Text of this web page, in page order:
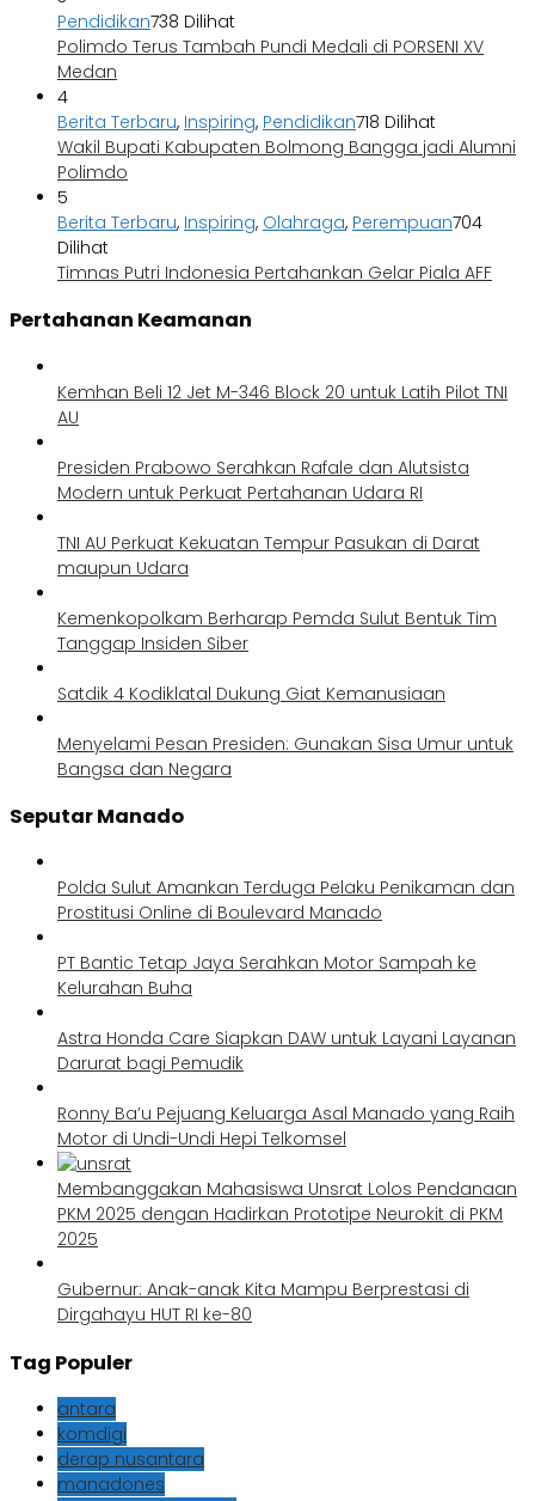
Pendidikan738 Dilihat
Polimdo Terus Tambah Pundi Medali di PORSENI XV
Medan
4
Berita Terbaru, Inspiring, Pendidikan718 Dilihat
Wakil Bupati Kabupaten Bolmong Bangga jadi Alumni
Polimdo
5
Berita Terbaru, Inspiring, Olahraga, Perempuan704
Dilihat
Timnas Putri Indonesia Pertahankan Gelar Piala AFF
Pertahanan Keamanan
Kemhan Beli 12 Jet M-346 Block 20 untuk Latih Pilot TNI
AU
Presiden Prabowo Serahkan Rafale dan Alutsista
Modern untuk Perkuat Pertahanan Udara RI
TNI AU Perkuat Kekuatan Tempur Pasukan di Darat
maupun Udara
Kemenkopolkam Berharap Pemda Sulut Bentuk Tim
Tanggap Insiden Siber
Satdik 4 Kodiklatal Dukung Giat Kemanusiaan
Menyelami Pesan Presiden: Gunakan Sisa Umur untuk
Bangsa dan Negara
Seputar Manado
Polda Sulut Amankan Terduga Pelaku Penikaman dan
Prostitusi Online di Boulevard Manado
PT Bantic Tetap Jaya Serahkan Motor Sampah ke
Kelurahan Buha
Astra Honda Care Siapkan DAW untuk Layani Layanan
Darurat bagi Pemudik
Ronny Ba’u Pejuang Keluarga Asal Manado yang Raih
Motor di Undi-Undi Hepi Telkomsel
Membanggakan Mahasiswa Unsrat Lolos Pendanaan
PKM 2025 dengan Hadirkan Prototipe Neurokit di PKM
2025
Gubernur: Anak-anak Kita Mampu Berprestasi di
Dirgahayu HUT RI ke-80
Tag Populer
antara
komdigi
derap nusantara
manadones